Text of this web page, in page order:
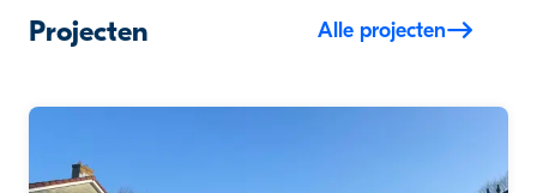
Projecten Alle projecten